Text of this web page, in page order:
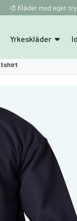
🎨 Kläder med eget
Yrkeskläder